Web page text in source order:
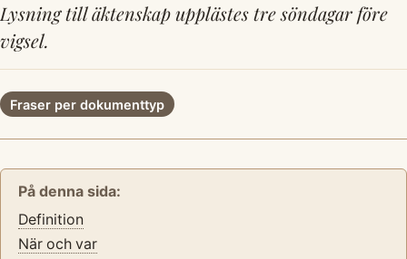
Lysning till äktenskap upplästes tre söndagar före
vigsel.
Fraser per dokumenttyp
På denna sida:
Definition
När och var